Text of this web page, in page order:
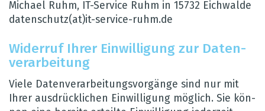
Michael Ruhm, IT-Ser­vice Ruhm in 15732 Eich­walde
daten­schutz(at)it-ser­vice-ruhm.de
Wider­ruf Ihrer Ein­wil­li­gung zur Daten­
ver­ar­bei­tung
Viele Daten­ver­ar­bei­tungs­vor­gänge sind nur mit
Ihrer aus­drück­li­chen Ein­wil­li­gung mög­lich. Sie kön­